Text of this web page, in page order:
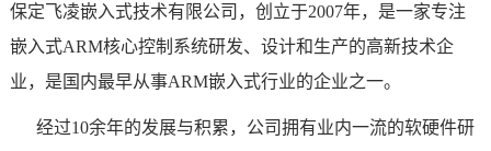
保定飞凌嵌入式技术有限公司，创立于2007年，是一家专注
嵌入式ARM核心控制系统研发、设计和生产的高新技术企
业，是国内最早从事ARM嵌入式行业的企业之一。
经过10余年的发展与积累，公司拥有业内一流的软硬件研